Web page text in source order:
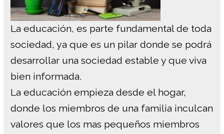
La educación, es parte fundamental de toda
sociedad, ya que es un pilar donde se podrá
desarrollar una sociedad estable y que viva
bien informada.
La educación empieza desde el hogar,
donde los miembros de una familia inculcan
valores que los mas pequeños miembros